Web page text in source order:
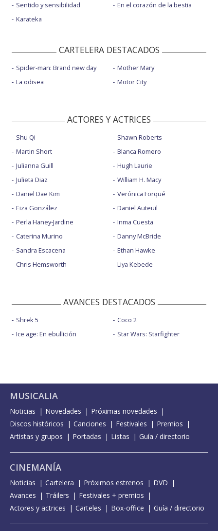
Sentido y sensibilidad
Karateka
En el corazón de la bestia
CARTELERA DESTACADOS
Spider-man: Brand new day
La odisea
Mother Mary
Motor City
ACTORES Y ACTRICES
Shu Qi
Martin Short
Julianna Guill
Julieta Diaz
Daniel Dae Kim
Eiza González
Perla Haney-Jardine
Caterina Murino
Sandra Escacena
Chris Hemsworth
Shawn Roberts
Blanca Romero
Hugh Laurie
William H. Macy
Verónica Forqué
Daniel Auteuil
Inma Cuesta
Danny McBride
Ethan Hawke
Liya Kebede
AVANCES DESTACADOS
Shrek 5
Ice age: En ebullición
Coco 2
Star Wars: Starfighter
MUSICALIA
Noticias Novedades
Próximas novedades
Discos históricos
Canciones Festivales
Premios
Artistas y grupos
Portadas Listas Guía / directorio
CINEMANÍA
Noticias Cartelera Próximos estrenos
DVD
Avances
Tráilers
Festivales + premios
Actores y actrices
Carteles Box-office Guía / directorio